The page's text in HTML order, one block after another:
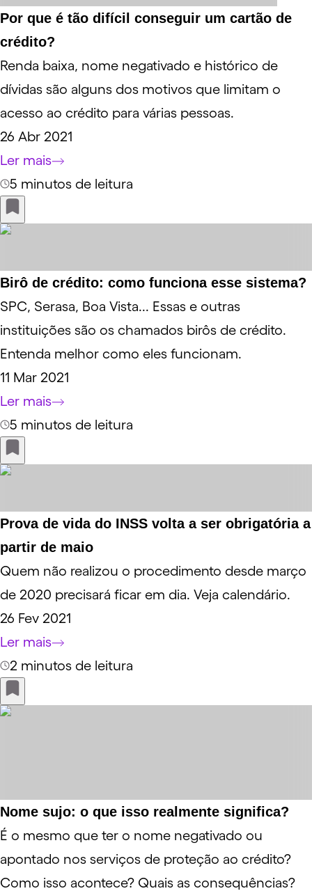
Por que é tão difícil conseguir um cartão de
crédito?
Renda baixa, nome negativado e histórico de
dívidas são alguns dos motivos que limitam o
acesso ao crédito para várias pessoas.
26 Abr 2021
Ler mais
5 minutos de leitura
Birô de crédito: como funciona esse sistema?
SPC, Serasa, Boa Vista... Essas e outras
instituições são os chamados birôs de crédito.
Entenda melhor como eles funcionam.
11 Mar 2021
Ler mais
5 minutos de leitura
Prova de vida do INSS volta a ser obrigatória a
partir de maio
Quem não realizou o procedimento desde março
de 2020 precisará ficar em dia. Veja calendário.
26 Fev 2021
Ler mais
2 minutos de leitura
Nome sujo: o que isso realmente significa?
É o mesmo que ter o nome negativado ou
apontado nos serviços de proteção ao crédito?
Como isso acontece? Quais as consequências?